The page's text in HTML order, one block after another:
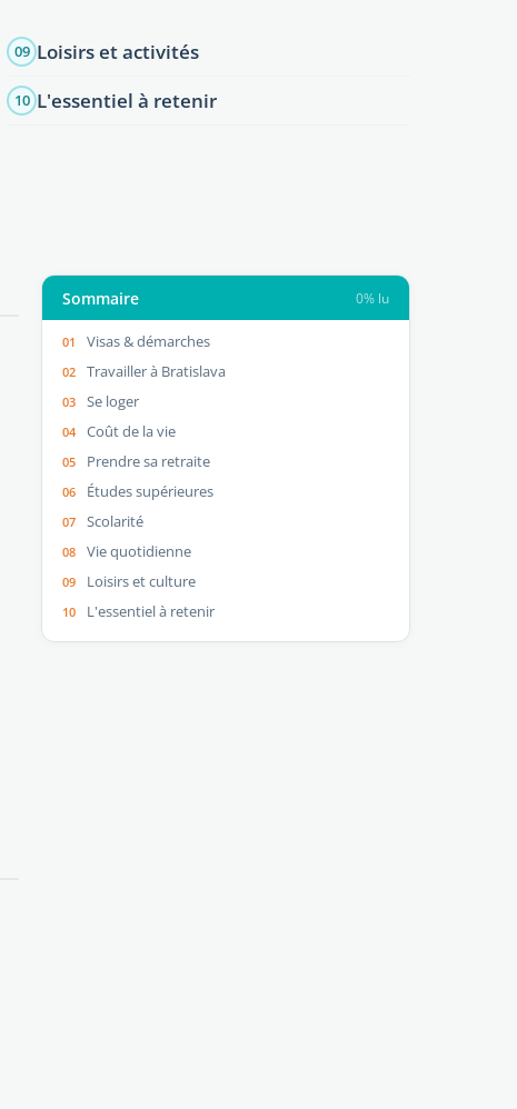
09 Loisirs et activités
10 L'essentiel à retenir
Sommaire 0% lu
Visas & démarches
Travailler à Bratislava
Se loger
Coût de la vie
Prendre sa retraite
Études supérieures
Scolarité
Vie quotidienne
Loisirs et culture
L'essentiel à retenir